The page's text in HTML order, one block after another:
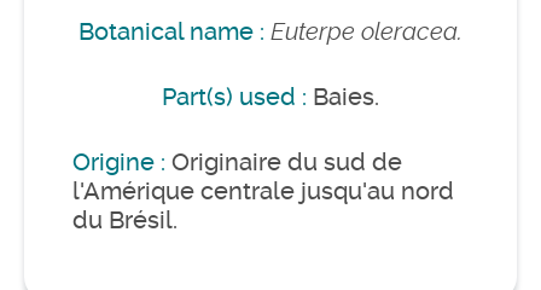
Botanical name : Euterpe oleracea.
Part(s) used : Baies.
Origine : Originaire du sud de
l'Amérique centrale jusqu'au nord
du Brésil.